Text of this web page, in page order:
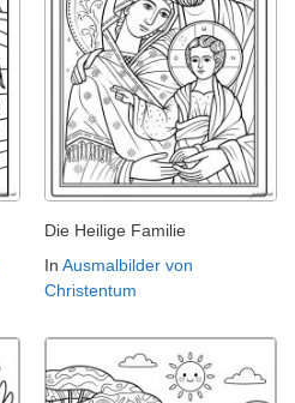
Die Heilige Familie
In Ausmalbilder von
Christentum